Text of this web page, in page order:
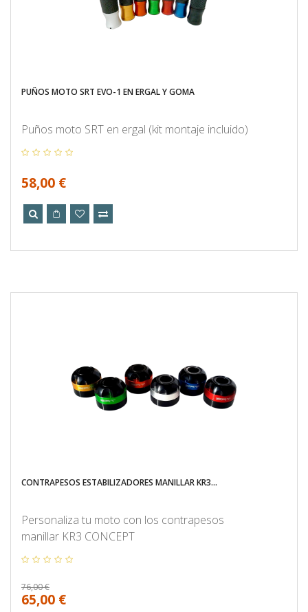
PUÑOS MOTO SRT EVO-1 EN ERGAL Y GOMA
Puños moto SRT en ergal (kit montaje incluido)
58,00 €
CONTRAPESOS ESTABILIZADORES MANILLAR KR3...
Personaliza tu moto con los contrapesos
manillar KR3 CONCEPT
76,00 €
65,00 €